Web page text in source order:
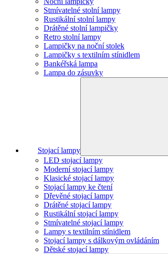
Stmívatelné stolní lampy
Rustikální stolní lampy
Drátěné stolní lampičky
Retro stolní lampy
Lampičky na noční stolek
Lampičky s textilním stínidlem
Bankéřská lampa
Lampa do zásuvky
Stojací lampy
LED stojací lampy
Moderní stojací lampy
Klasické stojací lampy
Stojací lampy ke čtení
Dřevěné stojací lampy
Drátěné stojací lampy
Rustikální stojací lampy
Stmívatelné stojací lampy
Lampy s textilním stínidlem
Stojací lampy s dálkovým ovládáním
Dětské stojací lampy